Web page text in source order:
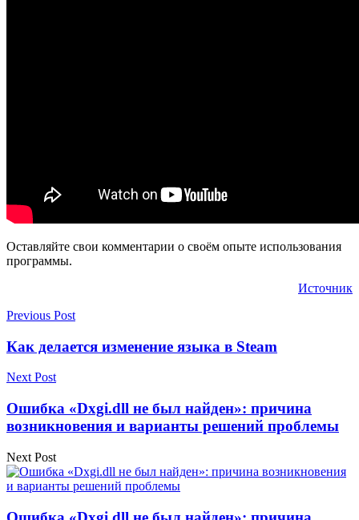
Оставляйте свои комментарии о своём опыте использования
программы.
Источник
Previous Post
Как делается изменение языка в Steam
Next Post
Ошибка «Dxgi.dll не был найден»: причина
возникновения и варианты решений проблемы
Next Post